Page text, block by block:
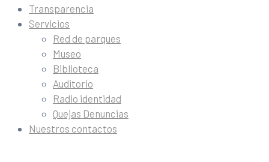
Transparencia
Servicios
Red de parques
Museo
Biblioteca
Auditorio
Radio identidad
Quejas Denuncias
Nuestros contactos